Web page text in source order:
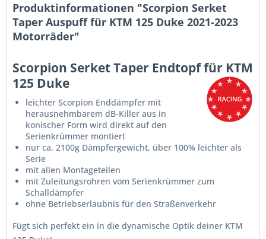
Produktinformationen "Scorpion Serket
Taper Auspuff für KTM 125 Duke 2021-2023
Motorräder"
Scorpion Serket Taper Endtopf für KTM
125 Duke
leichter Scorpion Enddämpfer mit
herausnehmbarem dB-Killer aus in
konischer Form wird direkt auf den
Serienkrümmer montiert
nur ca. 2100g Dämpfergewicht, über 100% leichter als
Serie
mit allen Montageteilen
mit Zuleitungsrohren vom Serienkrümmer zum
Schalldämpfer
ohne Betriebserlaubnis für den Straßenverkehr
Fügt sich perfekt ein in die dynamische Optik deiner KTM